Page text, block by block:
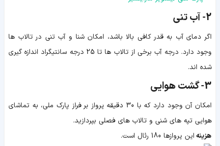
2- آب تنی
اگر دمای آب به قدر کافی بالا باشد، امکان شنا و آب تنی در تالاب ها
وجود دارد. درجه آب برخی از تالاب ها تا 25 درجه سانتیگراد اندازه گیری
شده اند.
3- گشت هوایی
امکان آن وجود دارد که با 30 دقیقه پرواز بر فراز پارک ملی، به تماشای
هوایی تپه های شنی و تالاب های فصلی بپردازید.
هزینه این پروازها 180 رئال است.